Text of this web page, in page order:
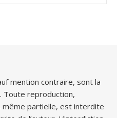
mention contraire, sont la
Toute reproduction,
même partielle, est interdite